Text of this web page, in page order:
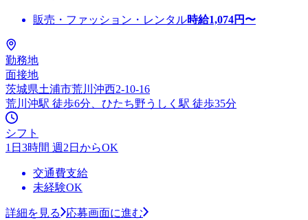
販売・ファッション・レンタル時給1,074円〜
勤務地
面接地
茨城県土浦市荒川沖西2-10-16
荒川沖駅 徒歩6分、ひたち野うしく駅 徒歩35分
シフト
1日3時間 週2日からOK
交通費支給
未経験OK
詳細を見る
応募画面に進む